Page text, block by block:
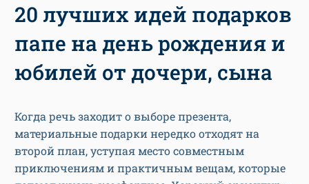
20 лучших идей подарков
папе на день рождения и
юбилей от дочери, сына
Когда речь заходит о выборе презента,
материальные подарки нередко отходят на
второй план, уступая место совместным
приключениям и практичным вещам, которые